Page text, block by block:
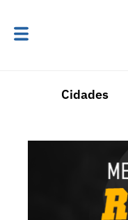
Cidades